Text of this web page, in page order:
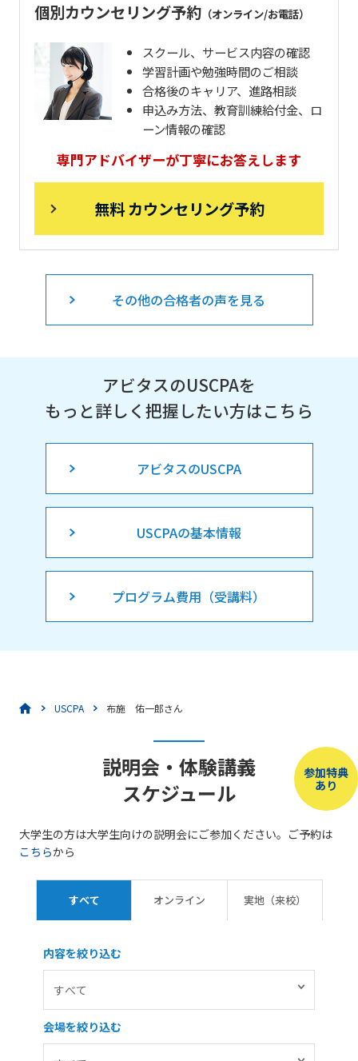
個別カウンセリング予約（オンライン/お電話）
スクール、サービス内容の確認
学習計画や勉強時間のご相談
合格後のキャリア、進路相談
申込み方法、教育訓練給付金、ロ
ーン情報の確認
専門アドバイザーが丁寧にお答えします
無料 カウンセリング予約
その他の合格者の声を見る
アビタスのUSCPAを
もっと詳しく把握したい方はこちら
アビタスのUSCPA
USCPAの基本情報
プログラム費用（受講料）
USCPA 布施 佑一郎さん
参加特典
あり
説明会・体験講義
スケジュール
大学生の方は大学生向けの説明会にご参加ください。ご予約は
こちらから
すべて オンライン 実地（来校）
内容を絞り込む
会場を絞り込む